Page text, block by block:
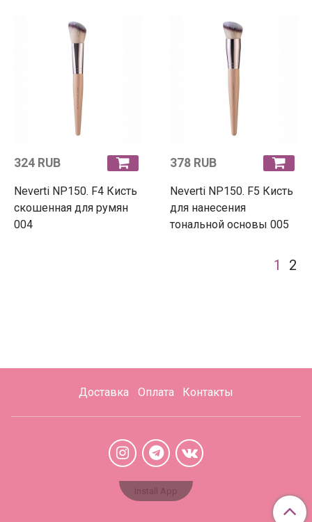
324 RUB
Neverti NP150. F4 Кисть
скошенная для румян
004
378 RUB
Neverti NP150. F5 Кисть
для нанесения
тональной основы 005
1 2
Доставка Оплата Контакты
Install App